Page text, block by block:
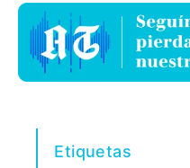
Etiquetas